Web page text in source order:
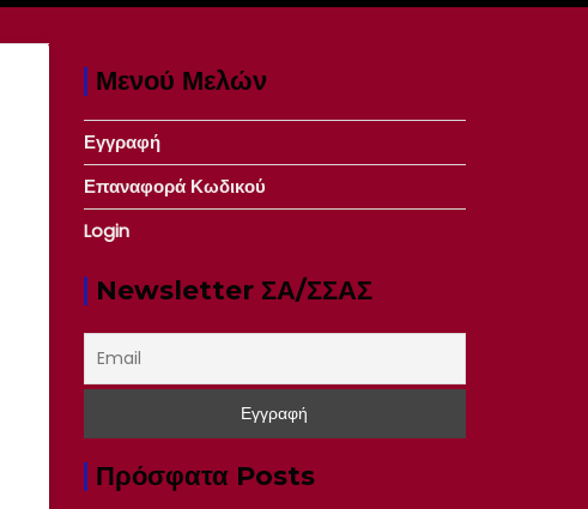
Μενού Μελών
Εγγραφή
Επαναφορά Κωδικού
Login
Newsletter ΣΑ/ΣΣΑΣ
Πρόσφατα Posts